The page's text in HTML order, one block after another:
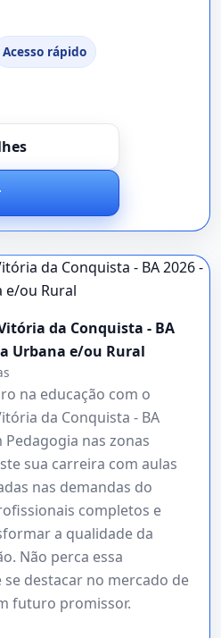
Acesso rápido
da Conquista - BA
Urbana e/ou Rural
na educação com o
da Conquista - BA
Pedagogia nas zonas
sua carreira com aulas
nas demandas do
completos e
a qualidade da
Não perca essa
destacar no mercado de
futuro promissor.